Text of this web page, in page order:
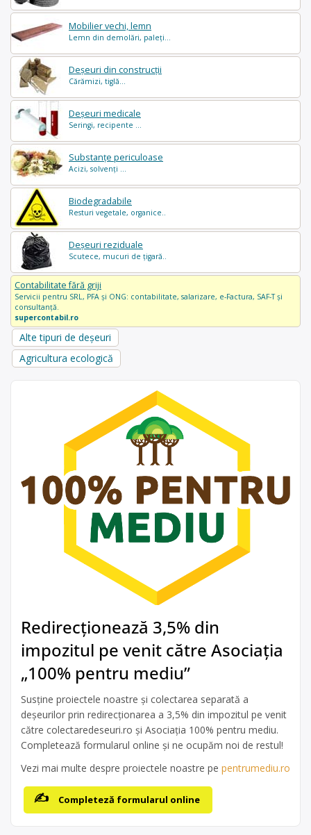
Mobilier vechi, lemn
Lemn din demolări, paleți...
Deșeuri din construcții
Cărămizi, tiglă...
Deșeuri medicale
Seringi, recipente ...
Substanțe periculoase
Acizi, solvenți ...
Biodegradabile
Resturi vegetale, organice..
Deșeuri reziduale
Scutece, mucuri de țigară..
Contabilitate fără griji
Servicii pentru SRL, PFA și ONG: contabilitate, salarizare, e-Factura, SAF-T și
consultanță.
supercontabil.ro
Alte tipuri de deșeuri
Agricultura ecologică
Redirecționează 3,5% din
impozitul pe venit către Asociația
„100% pentru mediu”
Susține proiectele noastre și colectarea separată a
deșeurilor prin redirecționarea a 3,5% din impozitul pe venit
către colectaredeseuri.ro și Asociația 100% pentru mediu.
Completează formularul online și ne ocupăm noi de restul!
Vezi mai multe despre proiectele noastre pe pentrumediu.ro
Completeză formularul online